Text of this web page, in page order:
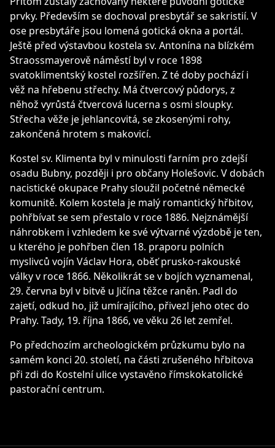
prvky. Především se dochoval presbytář se sakristií. V
ose presbytáře jsou lomená gotická okna a portál.
Ještě před výstavbou kostela sv. Antonína na blízkém
Straossmayerově náměstí byl v roce 1898
svatoklimentský kostel rozšířen. Z té doby pochází i
věž na hřebenu střechy. Má čtvercový půdorys, z
něhož vyrůstá čtvercová lucerna s osmi sloupky.
Střecha věže je jehlancovitá, se zkosenými rohy,
zakončená hrotem s makovicí.
Kostel sv. Klimenta byl v minulosti farním pro zdejší
osadu Bubny, později i pro občany Holešovic. V dobách
nacistické okupace Prahy sloužil početné německé
komunitě. Kolem kostela je malý romantický hřbitov,
pohřbívat se sem přestalo v roce 1886. Nejznámější
náhrobkem i vzhledem ke své výtvarné výzdobě je ten,
u kterého je pohřben člen 18. praporu polních
myslivců vojín Václav Hora, oběť prusko-rakouské
války v roce 1866. Několikrát se v bojích vyznamenal,
29. června byl v bitvě u Jičína těžce raněn. Padl do
zajetí, odkud ho, již umírajícího, přivezl jeho otec do
Prahy. Tady, 19. října 1866, ve věku 26 let zemřel.
Po předchozím archeologickém průzkumu bylo na
samém konci 20. století, na části zrušeného hřbitova
při zdi do Kostelní ulice vystavěno římskokatolické
pastorační centrum.